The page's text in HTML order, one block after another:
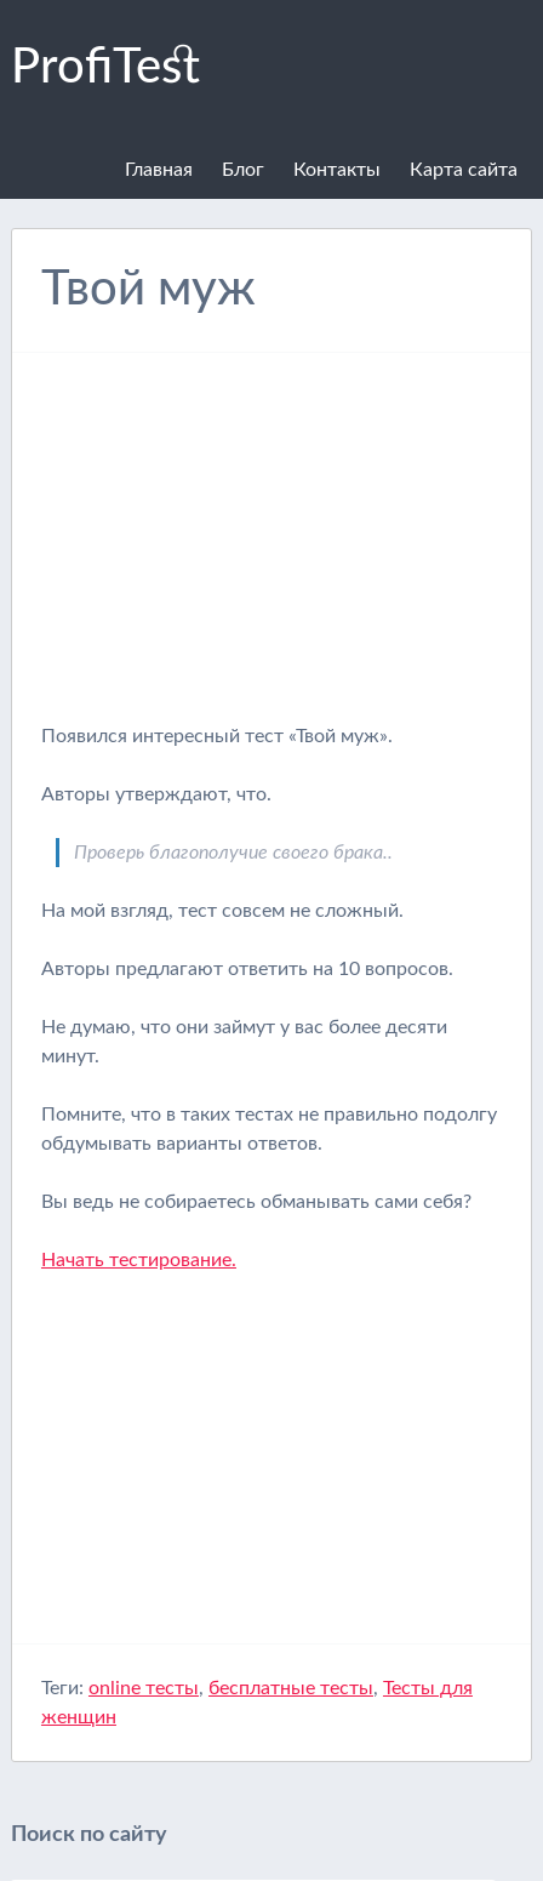
ProfiTest
Карта сайта
Контакты
Блог
Главная
Твой муж
Появился интересный тест «Твой муж».
Авторы утверждают, что.
Проверь благополучие своего брака..
На мой взгляд, тест совсем не сложный.
Авторы предлагают ответить на 10 вопросов.
Не думаю, что они займут у вас более десяти
минут.
Помните, что в таких тестах не правильно подолгу
обдумывать варианты ответов.
Вы ведь не собираетесь обманывать сами себя?
Начать тестирование.
Теги: online тесты, бесплатные тесты, Тесты для
женщин
Поиск по сайту